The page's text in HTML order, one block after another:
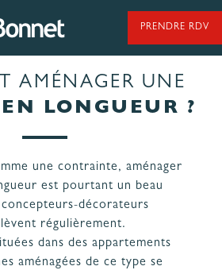
DE CUISINES
FAIRE
EN VENDÉE
PRENDRE RDV
AMÉNAGER UNE
LONGUEUR ?
une contrainte, aménager
est pourtant un beau
décorateurs
régulièrement.
dans des appartements
aménagées de ce type se